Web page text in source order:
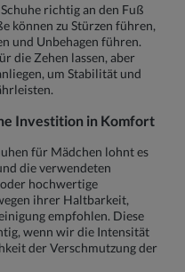
richtig an den Fuß
können zu Stürzen führen,
und Unbehagen führen.
die Zehen lassen, aber
um Stabilität und
Investition in Komfort
für Mädchen lohnt es
die verwendeten
hochwertige
ihrer Haltbarkeit,
empfohlen. Diese
wenn wir die Intensität
der Verschmutzung der